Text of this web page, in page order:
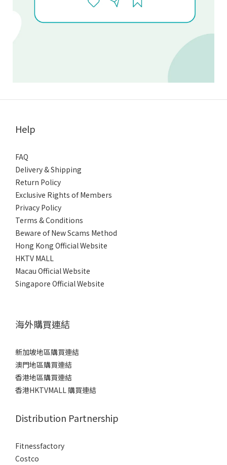
Help
FAQ
Delivery & Shipping
Return Policy
Exclusive Rights of Members
Privacy Policy
Terms & Conditions
Beware of New Scams Method
Hong Kong Official Website
HKTV MALL
Macau Official Website
Singapore Official Website
海外購買連結
新加坡地區購買連結
澳門地區購買連結
香港地區購買連結
香港HKTVMALL 購買連結
Distribution Partnership
Fitnessfactory
Costco